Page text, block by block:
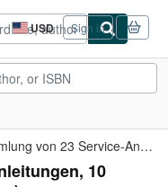
USD
Site
shopping
preferences
Sign in
Sammlung von 23 Service-Anleitungen, 10 Ersatzteillisten, 8 ...
10